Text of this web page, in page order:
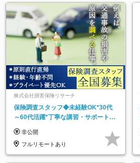
株式会社損害保険リサーチ
保険調査スタッフ◆未経験OK*30代
～60代活躍*丁寧な講習・サポートあ
託
非公開
フルリモートあり